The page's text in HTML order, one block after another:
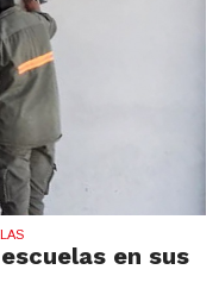
en sus